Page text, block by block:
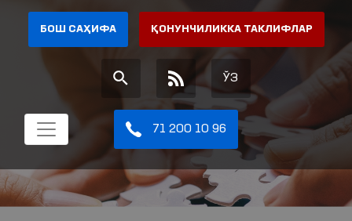
БОШ САҲИФА ҚОНУНЧИЛИККА ТАКЛИФЛАР
ЎЗ
71 200 10 96